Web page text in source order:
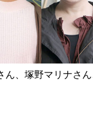
ん、塚野マリナさ